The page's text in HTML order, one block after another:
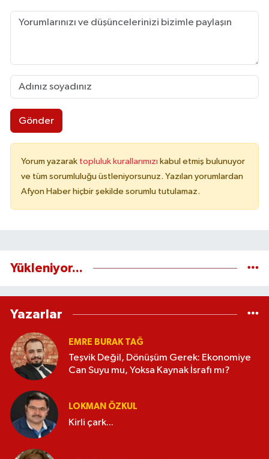
Gönder
Yorum yazarak topluluk kurallarımızı kabul etmiş bulunuyor
ve tüm sorumluluğu üstleniyorsunuz. Yazılan yorumlardan
Afyon Haber hiçbir şekilde sorumlu tutulamaz.
Yükleniyor...
Yazarlar
EMRE BURAK TAĞ
Teşvik Değil, Dönüşüm Gerek: Ekonomiye
Can Suyu mu, Yoksa Kaynak İsrafı mı?
LOKMAN ÖZKUL
Kirli çark...